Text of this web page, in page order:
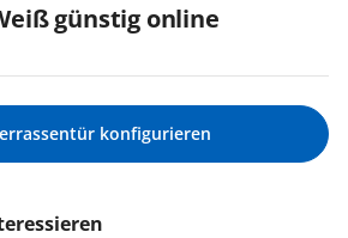
günstig online
konfigurieren